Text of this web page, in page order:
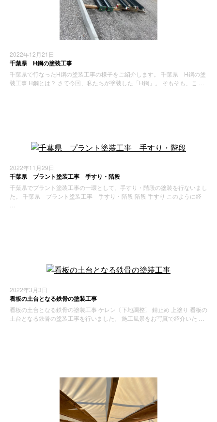
2022年12月21日
千葉県 H鋼の塗装工事
千葉県で行なったH鋼の塗装工事の様子をご紹介します。 千葉県 H鋼の塗
装工事 H鋼とは？ さて今回、私たちが塗装した「H鋼」。 そもそも、こ …
2022年11月29日
千葉県 プラント塗装工事 手すり・階段
千葉県でプラント塗装工事の一環として、手すり・階段の塗装を行ないまし
た。 千葉県 プラント塗装工事 手すり・階段 階段 手すり このように経
2022年3月3日
看板の土台となる鉄骨の塗装工事
看板の土台となる鉄骨の塗装工事 ケレン〔下地調整〕 錆止め 上塗り 看板の
土台となる鉄骨の塗装工事を行いました。 施工風景をお写真で紹介いた …